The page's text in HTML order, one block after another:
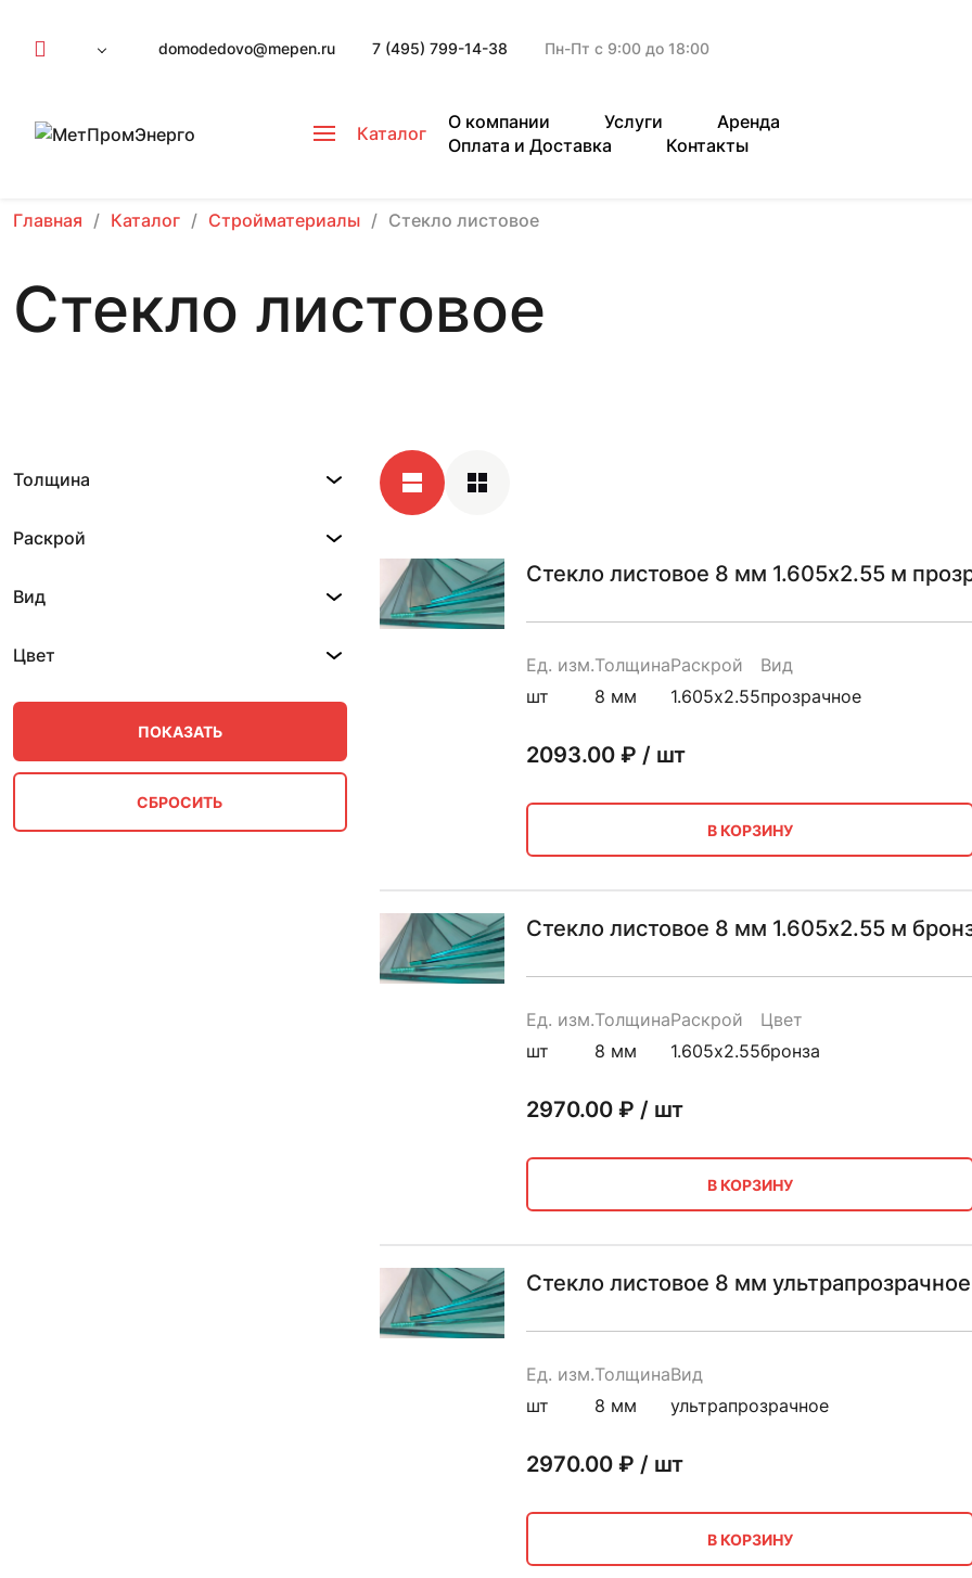
domodedovo@mepen.ru 7 (495) 799-14-38 Пн-Пт с 9:00 до 18:00
Каталог
О компании Услуги
Аренда
Оплата и Доставка
Контакты
Главная Каталог Стройматериалы Стекло листовое
Стекло листовое
Толщина
Раскрой
Вид
Цвет
Стекло листовое 8 мм 1.605х2.55 м
Ед. изм.
шт
Толщина
8 мм
Раскрой
1.605х2.55
Вид
прозрачное
2093.00₽ / шт
В КОРЗИНУ
Стекло листовое 8 мм 1.605х2.55 м
Ед. изм.
шт
Толщина
8 мм
Раскрой
1.605х2.55
Цвет
бронза
2970.00₽ / шт
В КОРЗИНУ
Стекло листовое 8 мм ультрапрозрачное
Ед. изм.
шт
Толщина
8 мм
Вид
ультрапрозрачное
2970.00₽ / шт
В КОРЗИНУ